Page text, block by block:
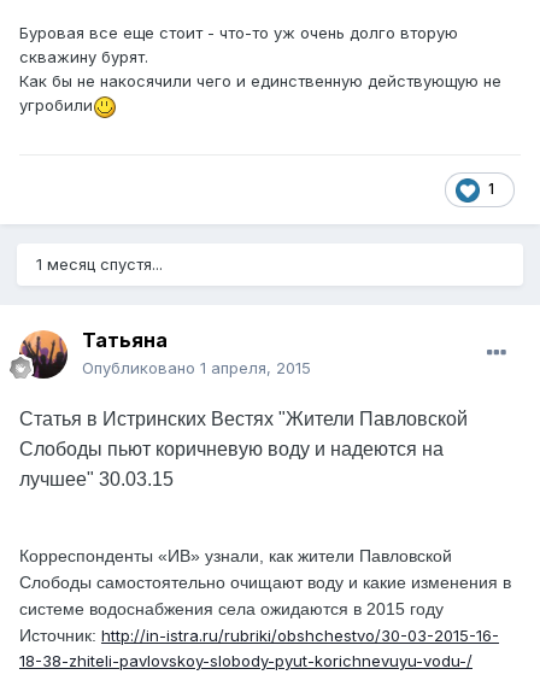
Буровая все еще стоит - что-то уж очень долго вторую
скважину бурят.
Как бы не накосячили чего и единственную действующую не
угробили
1
1 месяц спустя...
Татьяна
Опубликовано 1 апреля, 2015
Статья в Истринских Вестях "Жители Павловской
Слободы пьют коричневую воду и надеются на
лучшее" 30.03.15
Корреспонденты «ИВ» узнали, как жители Павловской
Слободы самостоятельно очищают воду и какие изменения в
системе водоснабжения села ожидаются в 2015 году
Источник: http://in-istra.ru/rubriki/obshchestvo/30-03-2015-16-
18-38-zhiteli-pavlovskoy-slobody-pyut-korichnevuyu-vodu-/